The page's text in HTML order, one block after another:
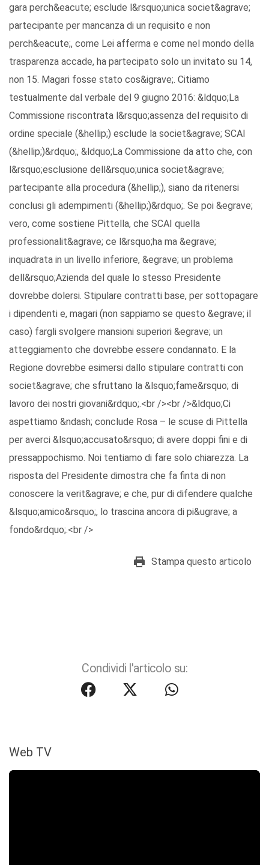
gara perch&eacute; esclude l&rsquo;unica societ&agrave;
partecipante per mancanza di un requisito e non
perch&eacute;, come Lei afferma e come nel mondo della
trasparenza accade, ha partecipato solo un invitato su 14,
non 15. Magari fosse stato cos&igrave;. Citiamo
testualmente dal verbale del 9 giugno 2016: &ldquo;La
Commissione riscontrata l&rsquo;assenza del requisito di
ordine speciale (&hellip;) esclude la societ&agrave; SCAI
(&hellip;)&rdquo;, &ldquo;La Commissione da atto che, con
l&rsquo;esclusione dell&rsquo;unica societ&agrave;
partecipante alla procedura (&hellip;), siano da ritenersi
conclusi gli adempimenti (&hellip;)&rdquo;. Se poi &egrave;
vero, come sostiene Pittella, che SCAI quella
professionalit&agrave; ce l&rsquo;ha ma &egrave;
inquadrata in un livello inferiore, &egrave; un problema
dell&rsquo;Azienda del quale lo stesso Presidente
dovrebbe dolersi. Stipulare contratti base, per sottopagare
i dipendenti e, magari (non sappiamo se questo &egrave; il
caso) fargli svolgere mansioni superiori &egrave; un
atteggiamento che dovrebbe essere condannato. E la
Regione dovrebbe esimersi dallo stipulare contratti con
societ&agrave; che sfruttano la &lsquo;fame&rsquo; di
lavoro dei nostri giovani&rdquo;.<br /><br />&ldquo;Ci
aspettiamo &ndash; conclude Rosa – le scuse di Pittella
per averci &lsquo;accusato&rsquo; di avere doppi fini e di
pressappochismo. Noi tentiamo di fare solo chiarezza. La
risposta del Presidente dimostra che fa finta di non
conoscere la verit&agrave; e che, pur di difendere qualche
&lsquo;amico&rsquo;, lo trascina ancora di pi&ugrave; a
fondo&rdquo;.<br />
Stampa questo articolo
Condividi l'articolo su:
Web TV